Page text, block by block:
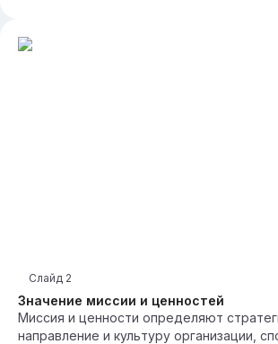
Значение миссии и ценностей
Слайд 2
Миссия и ценности определяют
направление и культуру организации,